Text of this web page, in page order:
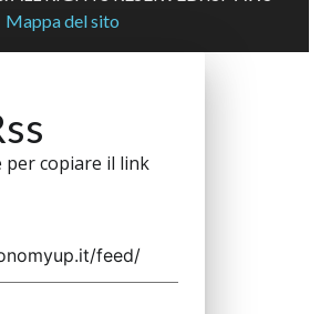
Mappa del sito
per copiare il link